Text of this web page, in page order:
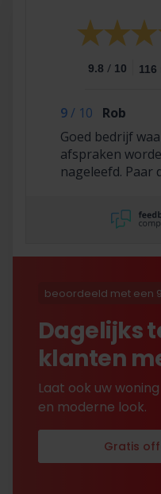
9.8 / 10 116
9/ 10
Rob
Goed bedrijf
afspraken
nageleefd. Paar
korting
lang eer ik de
met excuses ,
is alles toch na
beoordeeld met een
Dagelijks
klanten
Laat ook uw
en moderne look.
Gratis